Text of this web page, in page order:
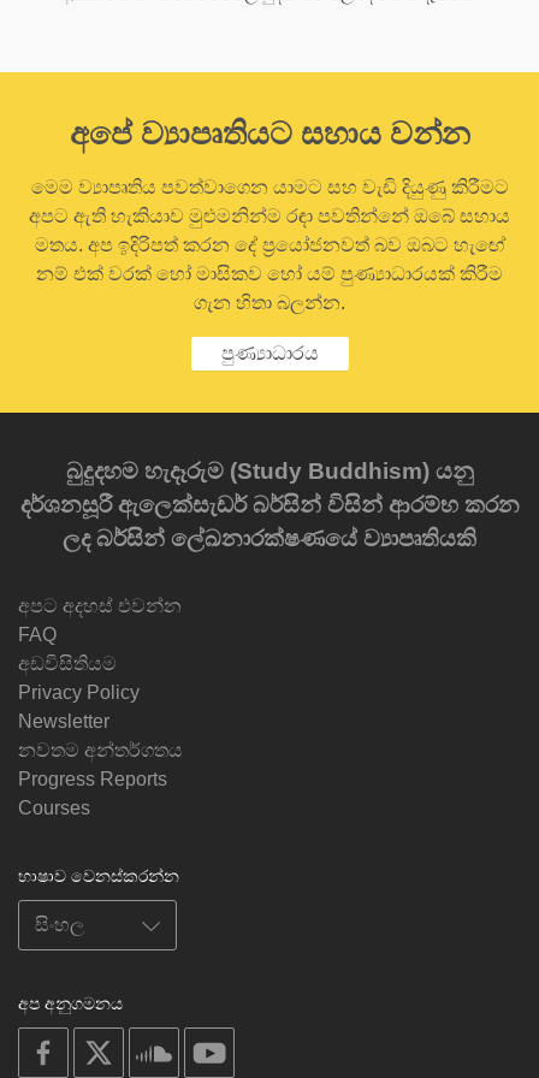
අපේ ව්‍යාපෘතියට සහාය වන්න
මෙම ව්‍යාපෘතිය පවත්වාගෙන යාමට සහ වැඩි දියුණු කිරීමට
අපට ඇති හැකියාව මුළුමනින්ම රඳා පවතින්නේ ඔබේ සහාය
මතය. අප ඉදිරිපත් කරන දේ ප්‍රයෝජනවත් බව ඔබට හැඟේ
නම් එක් වරක් හෝ මාසිකව හෝ යම් පුණ්‍යාධාරයක් කිරීම
ගැන හිතා බලන්න.
පුණ්‍යාධාරය
බුදුදහම හැදෑරුම (Study Buddhism) යනු
දර්ශනසූරී ඇලෙක්සැඩර් බර්සින් විසින් ආරම්භ කරන
ලද බර්සින් ලේඛනාරක්ෂණයේ ව්‍යාපෘතියකි
අපට අදහස් එවන්න
FAQ
අඩවිසිතියම
Privacy Policy
Newsletter
නවතම අන්තර්ගතය
Progress Reports
Courses
භාෂාව වෙනස්කරන්න
අප අනුගමනය
on
facebook
soundcloud